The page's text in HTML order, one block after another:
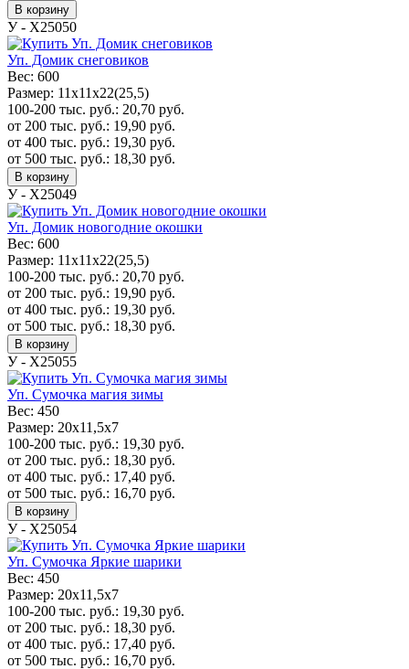
В корзину
У - Х25050
Уп. Домик снеговиков
Вес: 600
Размер: 11х11х22(25,5)
100-200 тыс. руб.: 20,70 руб.
от 200 тыс. руб.: 19,90 руб.
от 400 тыс. руб.: 19,30 руб.
от 500 тыс. руб.: 18,30 руб.
В корзину
У - Х25049
Уп. Домик новогодние окошки
Вес: 600
Размер: 11х11х22(25,5)
100-200 тыс. руб.: 20,70 руб.
от 200 тыс. руб.: 19,90 руб.
от 400 тыс. руб.: 19,30 руб.
от 500 тыс. руб.: 18,30 руб.
В корзину
У - Х25055
Уп. Сумочка магия зимы
Вес: 450
Размер: 20x11,5x7
100-200 тыс. руб.: 19,30 руб.
от 200 тыс. руб.: 18,30 руб.
от 400 тыс. руб.: 17,40 руб.
от 500 тыс. руб.: 16,70 руб.
В корзину
У - Х25054
Уп. Сумочка Яркие шарики
Вес: 450
Размер: 20x11,5x7
100-200 тыс. руб.: 19,30 руб.
от 200 тыс. руб.: 18,30 руб.
от 400 тыс. руб.: 17,40 руб.
от 500 тыс. руб.: 16,70 руб.